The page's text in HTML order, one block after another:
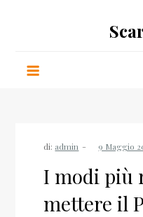
di: admin
I modi più
mettere il